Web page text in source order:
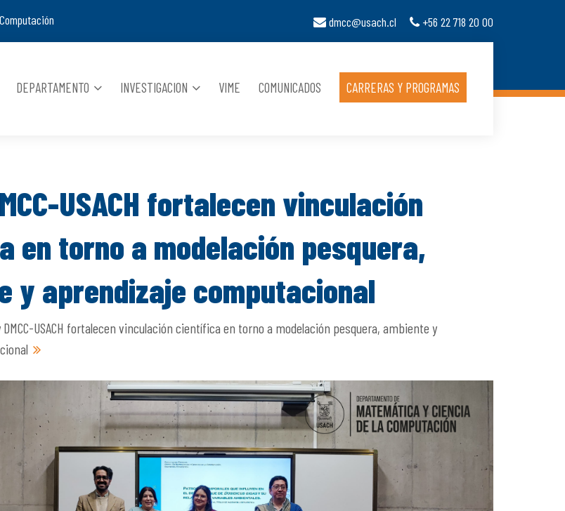
dmcc@usach.cl +56 22 718 20 00
DEPARTAMENTO INVESTIGACION VIME COMUNICADOS CARRERAS Y PROGRAMAS
USACH fortalecen vinculación
en torno a modelación pesquera,
y aprendizaje computacional
DMCC-USACH fortalecen vinculación científica en torno a modelación pesquera, ambiente y